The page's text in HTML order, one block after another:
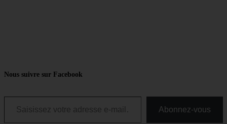
Nous suivre sur Facebook
Saisissez votre adresse e-mail…
Abonnez-vous